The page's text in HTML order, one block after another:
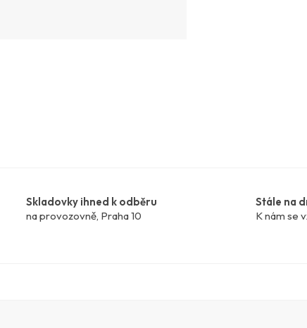
Skladovky ihned k odběru
na provozovně, Praha 10
Stále na
K nám se